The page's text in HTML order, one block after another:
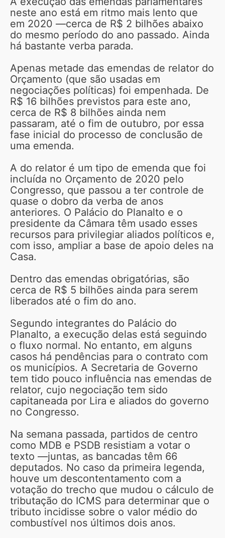
neste ano está em ritmo mais lento que
em 2020 —cerca de R$ 2 bilhões abaixo
do mesmo período do ano passado. Ainda
há bastante verba parada.
Apenas metade das emendas de relator do
Orçamento (que são usadas em
negociações políticas) foi empenhada. De
R$ 16 bilhões previstos para este ano,
cerca de R$ 8 bilhões ainda nem
passaram, até o fim de outubro, por essa
fase inicial do processo de conclusão de
uma emenda.
A do relator é um tipo de emenda que foi
incluída no Orçamento de 2020 pelo
Congresso, que passou a ter controle de
quase o dobro da verba de anos
anteriores. O Palácio do Planalto e o
presidente da Câmara têm usado esses
recursos para privilegiar aliados políticos e,
com isso, ampliar a base de apoio deles na
Casa.
Dentro das emendas obrigatórias, são
cerca de R$ 5 bilhões ainda para serem
liberados até o fim do ano.
Segundo integrantes do Palácio do
Planalto, a execução delas está seguindo
o fluxo normal. No entanto, em alguns
casos há pendências para o contrato com
os municípios. A Secretaria de Governo
tem tido pouco influência nas emendas de
relator, cujo negociação tem sido
capitaneada por Lira e aliados do governo
no Congresso.
Na semana passada, partidos de centro
como MDB e PSDB resistiam a votar o
texto —juntas, as bancadas têm 66
deputados. No caso da primeira legenda,
houve um descontentamento com a
votação do trecho que mudou o cálculo de
tributação do ICMS para determinar que o
tributo incidisse sobre o valor médio do
combustível nos últimos dois anos.